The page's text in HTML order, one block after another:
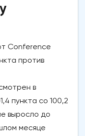
Conference
против
в
пункта со 100,2
выросло до
месяце